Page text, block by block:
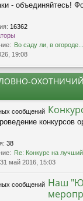
- объединяйтесь!
: 16362
Во саду ли, в огороде...
19:08
ОХОТНИЧИЙ
конкурсов
: 38
Re: Конкурс на
, 31 май 2016, 15:03
Наш